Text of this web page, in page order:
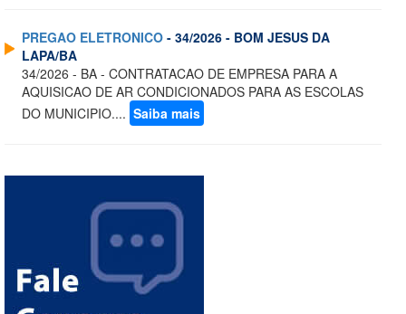
PREGAO ELETRONICO - 34/2026 - BOM JESUS DA
LAPA/BA
34/2026 - BA - CONTRATACAO DE EMPRESA PARA A
AQUISICAO DE AR CONDICIONADOS PARA AS ESCOLAS
DO MUNICIPIO.... Saiba mais